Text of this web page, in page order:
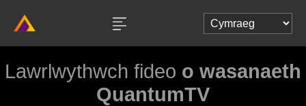
Lawrlwythwch fideo o wasanaeth
QuantumTV